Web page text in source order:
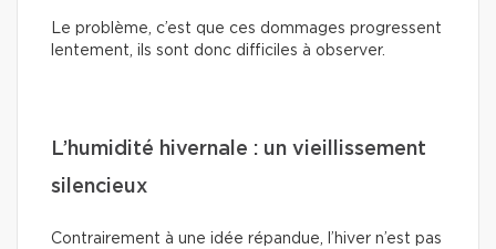
Le problème, c’est que ces dommages progressent
lentement, ils sont donc difficiles à observer.
L’humidité hivernale : un vieillissement
silencieux
Contrairement à une idée répandue, l’hiver n’est pas